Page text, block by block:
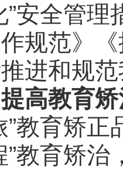
”安全管
规范》
进和规
提高教育
”教育矫
”教育矫